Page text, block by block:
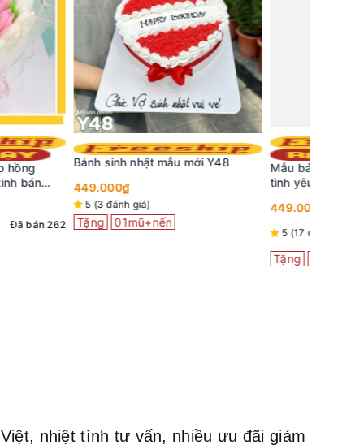
mẫu mới Y48
Mẫu bánh kem đẹp D76 trái tim
tình yêu ngọt ngào
449.000₫
5 (17 đánh giá)
339
nhiệt tình tư vấn, nhiều ưu đãi giảm